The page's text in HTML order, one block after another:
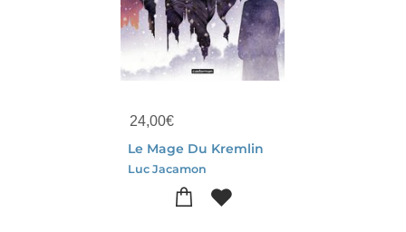
24,00€
Le Mage Du Kremlin
Luc Jacamon